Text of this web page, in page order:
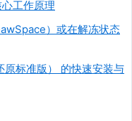
工作原理
）或在解冻状态
标准版） 的快速安装与